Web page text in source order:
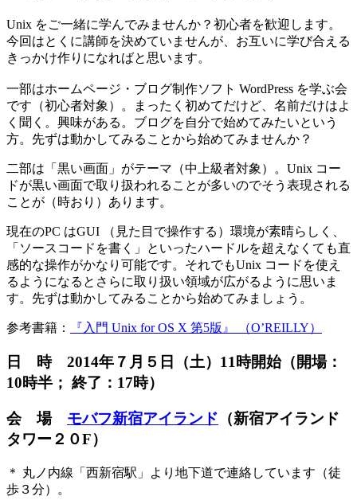
Unix をご一緒に学んでみませんか？初心者を歓迎します。
今回はとくに講師を決めていませんが、お互いに学び合える
きっかけ作りになればと思います。
一部はホームページ・ブログ制作ソフト WordPress を学ぶ会
です（初心者対象）。まったく初めてだけど、名前だけはよ
く聞く。興味がある。ブログを自分で始めてみたいという
方。先ずは動かしてみることから始めてみませんか？
二部は「黒い画面」がテーマ（中上級者対象）。Unix コー
ドが黒い画面で取り扱われることが多いのでそう表現される
ことが（時おり）あります。
現在のPC はGUI （見た目で操作する）環境が素晴らしく、
「ソースコードを書く」といったハードルを超えなくても直
感的な操作がかなり可能です。それでもUnix コードを使え
るようになるとさらに取り扱い領域が広がるように思いま
す。先ずは動かしてみることから始めてみましょう。
参考書籍： 『入門 Unix for OS X 第5版』 （O’REILLY）
日 時 2014年７月５日（土）11時開始（開場：
10時半； 終了：17時）
会 場 モバフ新宿アイランド （新宿アイランド
タワー２０F）
＊ 丸ノ内線「西新宿駅」より地下道で連絡しています（徒
歩３分）。